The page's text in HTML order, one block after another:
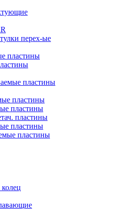
перех-ые
пластины
пластины
пластины
пластины
пластины
пластины
пластины